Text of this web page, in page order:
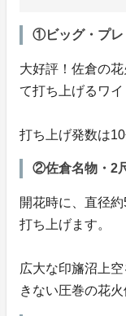
①ビッグ・プレ
大好評！佐倉の
て打ち上げるワイ
打ち上げ発数は
②佐倉名物・2
開花時に、直径
打ち上げます。
広大な印旛沼上
きない圧巻の花